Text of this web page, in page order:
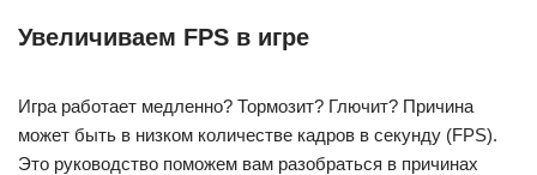
Увеличиваем FPS в игре
Игра работает медленно? Тормозит? Глючит? Причина
может быть в низком количестве кадров в секунду (FPS).
Это руководство поможем вам разобраться в причинах